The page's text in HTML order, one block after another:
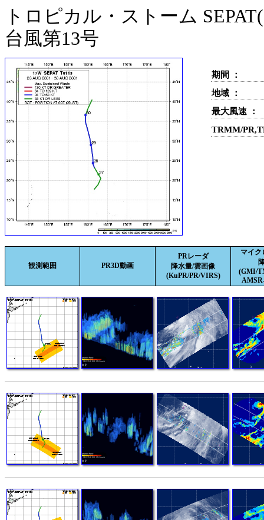
トロピカル・ストーム
台風第13号
期間 ：
地域 ：
最大風速 ：
TRMM/
観測範囲 PR3D動画
PRレーダ
降水量/雲画像
(KuPR/PR/VIRS)
マイク
(GMI/